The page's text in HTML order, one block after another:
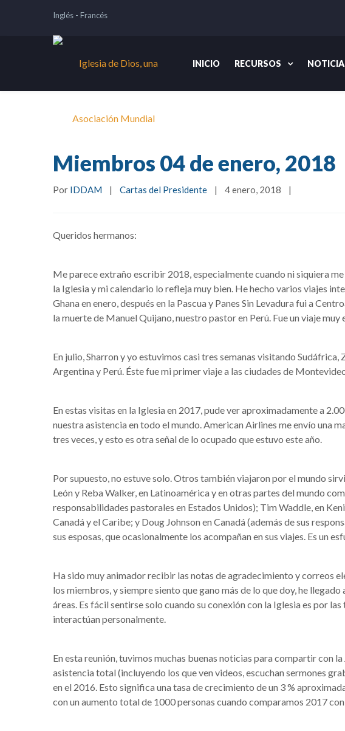
Inglés - Francés
INICIO RECURSOS
Miembros 04 de enero, 2018
Por IDDAM | Cartas del Presidente | 4 enero, 2018 |
Queridos hermanos:
Me parece extraño escribir 2018, especialmente cuando ni siquiera
la Iglesia y mi calendario lo refleja muy bien. He hecho varios viajes
Ghana en enero, después en la Pascua y Panes Sin Levadura fui a
la muerte de Manuel Quijano, nuestro pastor en Perú. Fue un viaje muy
En julio, Sharron y yo estuvimos casi tres semanas visitando
Argentina y Perú. Éste fue mi primer viaje a las ciudades de
En estas visitas en la Iglesia en 2017, pude ver aproximadamente a
nuestra asistencia en todo el mundo. American Airlines me envío una
tres veces, y esto es otra señal de lo ocupado que estuvo este año.
Por supuesto, no estuve solo. Otros también viajaron por el mundo
León y Reba Walker, en Latinoamérica y en otras partes del mundo
responsabilidades pastorales en Estados Unidos); Tim Waddle, en
Canadá y el Caribe; y Doug Johnson en Canadá (además de sus
sus esposas, que ocasionalmente los acompañan en sus viajes. Es un
Ha sido muy animador recibir las notas de agradecimiento y correos
los miembros, y siempre siento que gano más de lo que doy, he
áreas. Es fácil sentirse solo cuando su conexión con la Iglesia es por
interactúan personalmente.
En esta reunión, tuvimos muchas buenas noticias para compartir con
asistencia total (incluyendo los que ven videos, escuchan sermones
en el 2016. Esto significa una tasa de crecimiento de un 3 %
con un aumento total de 1000 personas cuando comparamos 2017